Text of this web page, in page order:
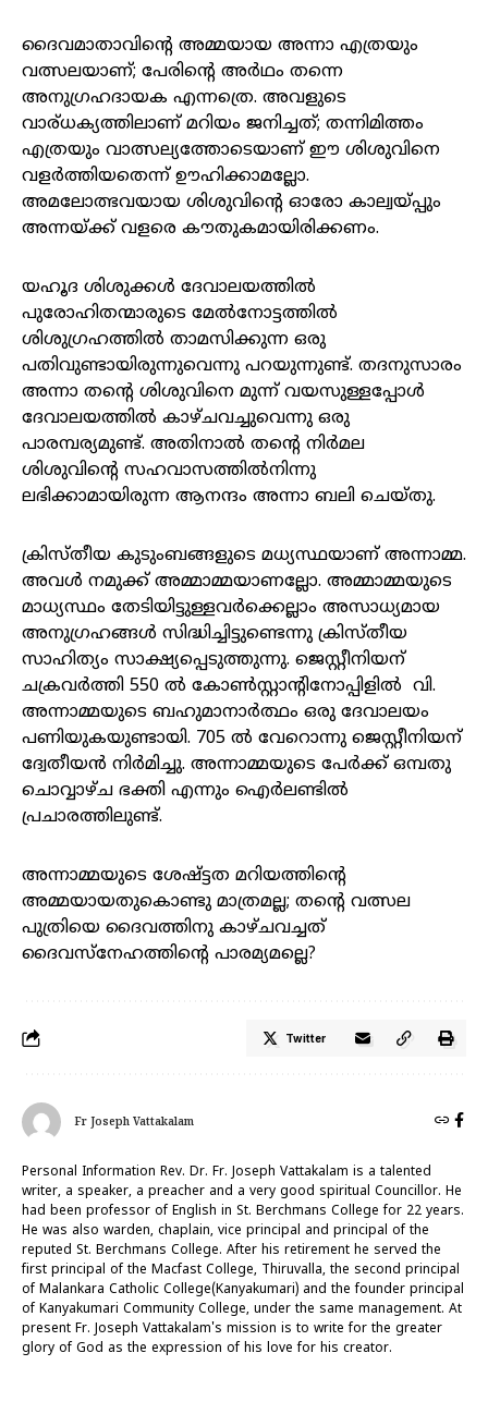
ദൈവമാതാവിന്റെ അമ്മയായ അന്നാ എത്രയും
വത്സലയാണ്; പേരിന്റെ അർഥം തന്നെ
അനുഗ്രഹദായക എന്നത്രെ. അവളുടെ
വാര്ധക്യത്തിലാണ് മറിയം ജനിച്ചത്; തന്നിമിത്തം
എത്രയും വാത്സല്യത്തോടെയാണ് ഈ ശിശുവിനെ
വളർത്തിയതെന്ന്‌ ഊഹിക്കാമല്ലോ.
അമലോത്ഭവയായ ശിശുവിന്റെ ഓരോ കാല്വയ്പ്പും
അന്നയ്ക്ക് വളരെ കൗതുകമായിരിക്കണം.
യഹൂദ ശിശുക്കൾ ദേവാലയത്തിൽ
പുരോഹിതന്മാരുടെ മേൽനോട്ടത്തിൽ
ശിശുഗ്രഹത്തിൽ താമസിക്കുന്ന ഒരു
പതിവുണ്ടായിരുന്നുവെന്നു പറയുന്നുണ്ട്. തദനുസാരം
അന്നാ തന്റെ ശിശുവിനെ മുന്ന് വയസുള്ളപ്പോൾ
ദേവാലയത്തിൽ കാഴ്ചവച്ചുവെന്നു ഒരു
പാരമ്പര്യമുണ്ട്. അതിനാൽ തന്റെ നിർമല
ശിശുവിന്റെ സഹവാസത്തിൽനിന്നു
ലഭിക്കാമായിരുന്ന ആനന്ദം അന്നാ ബലി ചെയ്തു.
ക്രിസ്തീയ കുടുംബങ്ങളുടെ മധ്യസ്ഥയാണ് അന്നാമ്മ.
അവൾ നമുക്ക് അമ്മാമ്മയാണല്ലോ. അമ്മാമ്മയുടെ
മാധ്യസ്ഥം തേടിയിട്ടുള്ളവർക്കെല്ലാം അസാധ്യമായ
അനുഗ്രഹങ്ങൾ സിദ്ധിച്ചിട്ടുണ്ടെന്നു ക്രിസ്തീയ
സാഹിത്യം സാക്ഷ്യപ്പെടുത്തുന്നു. ജെസ്റ്റീനിയന്
ചക്രവർത്തി 550 ൽ കോൺസ്റ്റാന്റിനോപ്പിളിൽ വി.
അന്നാമ്മയുടെ ബഹുമാനാർത്ഥം ഒരു ദേവാലയം
പണിയുകയുണ്ടായി. 705 ൽ വേറൊന്നു ജെസ്റ്റീനിയന്
ദ്വേതീയൻ നിർമിച്ചു. അന്നാമ്മയുടെ പേർക്ക് ഒമ്പതു
ചൊവ്വാഴ്ച ഭക്തി എന്നും ഐർലണ്ടിൽ
പ്രചാരത്തിലുണ്ട്.
അന്നാമ്മയുടെ ശേഷ്ട്ടത മറിയത്തിന്റെ
അമ്മയായതുകൊണ്ടു മാത്രമല്ല; തന്റെ വത്സല
പുത്രിയെ ദൈവത്തിനു കാഴ്ചവച്ചത്
ദൈവസ്നേഹത്തിന്റെ പാരമ്യമല്ലെ?
Twitter
Fr Joseph Vattakalam
Personal Information Rev. Dr. Fr. Joseph Vattakalam is a talented
writer, a speaker, a preacher and a very good spiritual Councillor. He
had been professor of English in St. Berchmans College for 22 years.
He was also warden, chaplain, vice principal and principal of the
reputed St. Berchmans College. After his retirement he served the
first principal of the Macfast College, Thiruvalla, the second principal
of Malankara Catholic College(Kanyakumari) and the founder principal
of Kanyakumari Community College, under the same management. At
present Fr. Joseph Vattakalam's mission is to write for the greater
glory of God as the expression of his love for his creator.